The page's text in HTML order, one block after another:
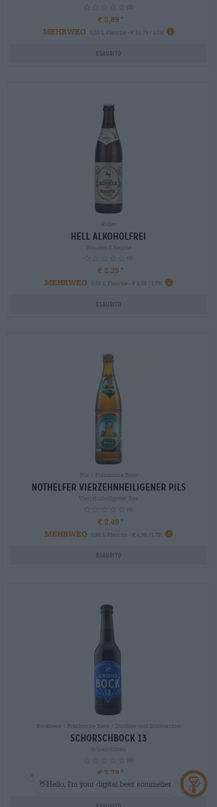
(0)
€ 3,89
MEHRWEG
0,33 L Flasche - € 11,79 / LTR info
Esaurito
Helles
Hell Alkoholfrei
Brauerei S.Riegele
(0)
€ 2,29
MEHRWEG
0,50 L Flasche - € 4,58 / LTR info
Esaurito
Pils | Fränkische Biere
Nothelfer Vierzehnheiligener Pils
Vierzehnheiligener Bier
(0)
€ 2,49
MEHRWEG
0,50 L Flasche - € 4,98 / LTR info
Esaurito
Bockbiere | Fränkische Biere | Dunkles und Schwarzbier
Schorschbock 13
Schorschbräu
(0)
€ 7,79
MEHRWEG
0,33 L Flasche - € 23,61 / LTR info